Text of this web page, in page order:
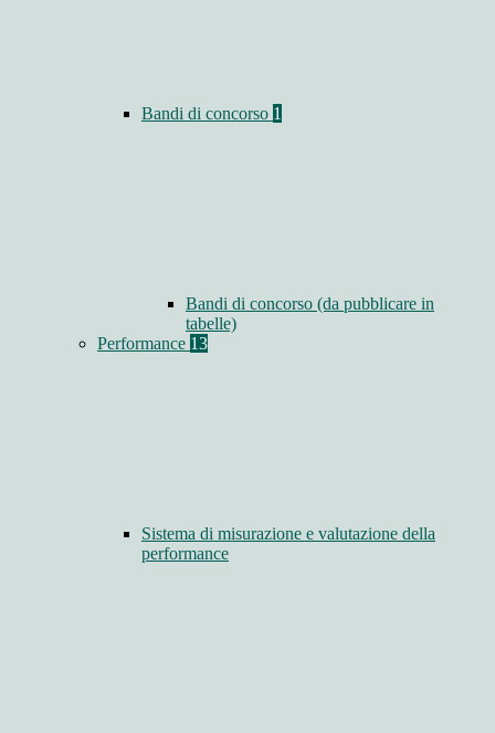
Bandi di concorso 1
Bandi di concorso (da pubblicare in
tabelle)
Performance 13
Sistema di misurazione e valutazione della
performance